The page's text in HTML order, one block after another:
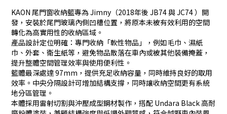
KAON 尾門窗收納籃專為 Jimny（2018年後 JB74 與 JC74 ）開
發，安裝於尾門玻璃內側凹槽位置，將原本未被有效利用的空間
轉化為高實用性的收納區域。
產品設計定位明確：專門收納「軟性物品」，例如毛巾、濕紙
巾、外套、衛生紙等，避免物品散落在車內或被其他裝備掩蓋，
提升整體空間管理效率與使用便利性。
籃體最深處達 97mm，提供充足收納容量，同時維持良好的取用
效率。中央分隔設計可增加結構支撐，同時讓收納空間更有系統
地分區管理。
本體採用雷射切割與沖壓成型鋼材製作，搭配 Undara Black 高耐